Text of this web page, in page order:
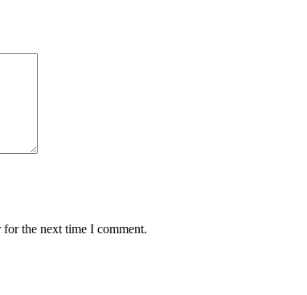
the next time I comment.